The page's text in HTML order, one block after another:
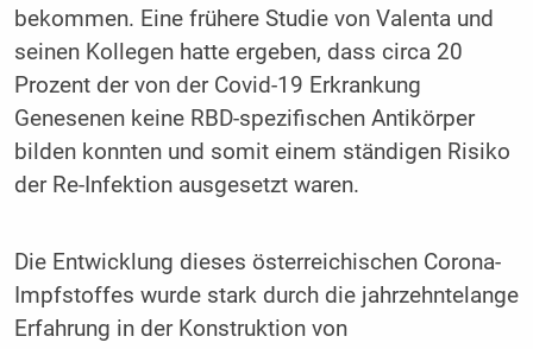
bekommen. Eine frühere Studie von Valenta und
seinen Kollegen hatte ergeben, dass circa 20
Prozent der von der Covid-19 Erkrankung
Genesenen keine RBD-spezifischen Antikörper
bilden konnten und somit einem ständigen Risiko
der Re-Infektion ausgesetzt waren.
Die Entwicklung dieses österreichischen Corona-
Impfstoffes wurde stark durch die jahrzehntelange
Erfahrung in der Konstruktion von